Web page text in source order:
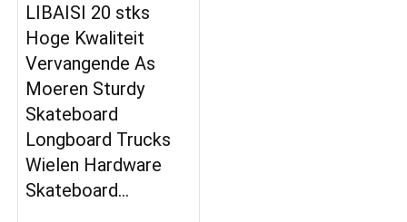
LIBAISI 20 stks
Hoge Kwaliteit
Vervangende As
Moeren Sturdy
Skateboard
Longboard Trucks
Wielen Hardware
Skateboard…